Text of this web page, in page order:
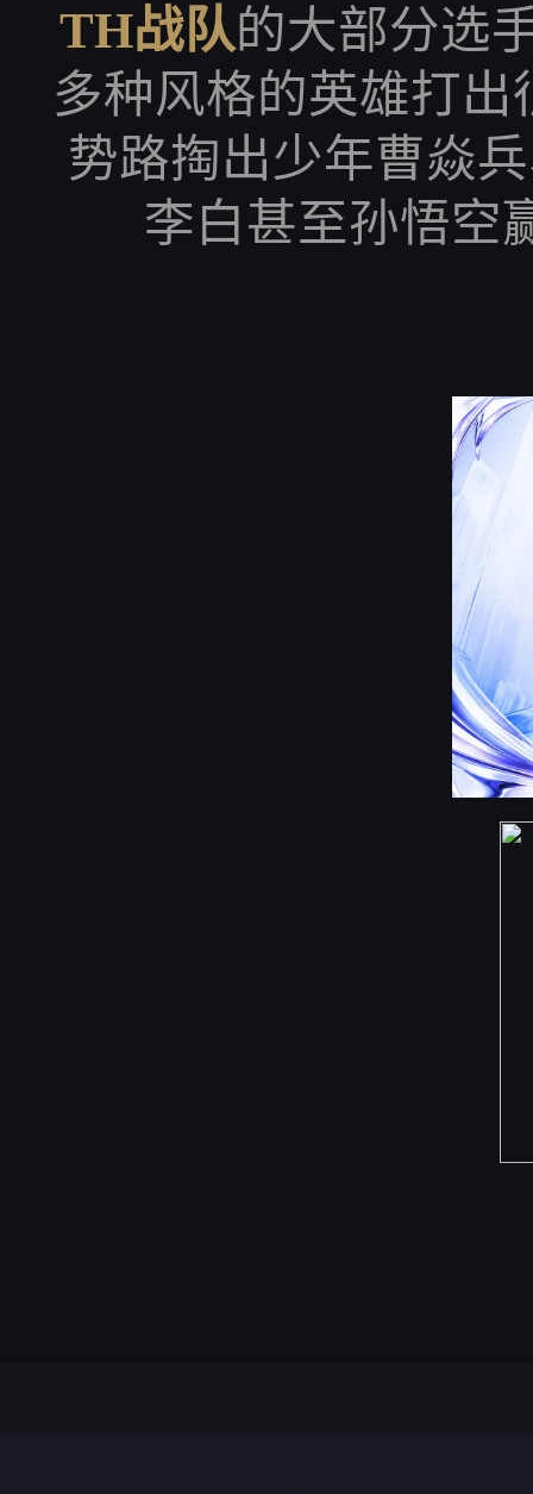
TH战队的大部分选
多种风格的英雄打
势路掏出少年曹焱
李白甚至孙悟空